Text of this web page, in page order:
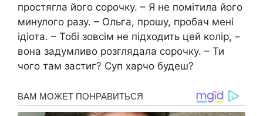
простягла його сорочку. – Я не помітила його
минулого разу. – Ольга, прошу, пробач мені
ідіота. – Тобі зовсім не підходить цей колір, –
вона задумливо розглядала сорочку. – Ти
чого там застиг? Суп харчо будеш?